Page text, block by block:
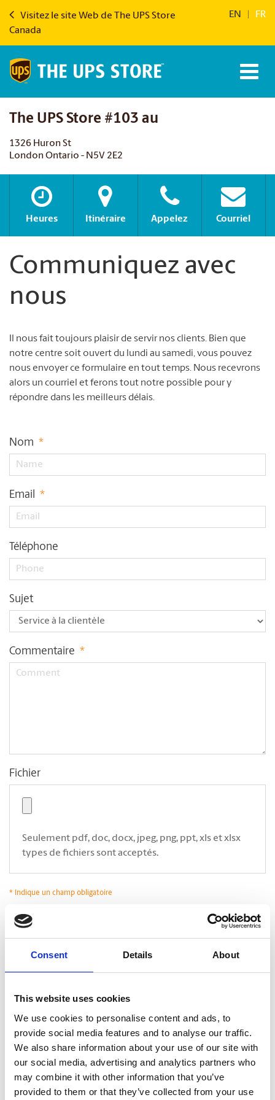
Consent Details About
This website uses cookies
We use cookies to personalise content and ads, to
provide social media features and to analyse our traffic.
We also share information about your use of our site with
our social media, advertising and analytics partners who
may combine it with other information that you’ve
provided to them or that they’ve collected from your use
Visitez le site Web de The UPS Store
Canada
EN FR
The UPS Store #103 au
1326 Huron St
London Ontario - N5V 2E2
Heures Itinéraire Appelez Courriel
Communiquez avec
nous
Il nous fait toujours plaisir de servir nos clients. Bien que
notre centre soit ouvert du lundi au samedi, vous pouvez
nous envoyer ce formulaire en tout temps. Nous recevrons
alors un courriel et ferons tout notre possible pour y
répondre dans les meilleurs délais.
Nom *
Email *
Téléphone
Sujet
Commentaire *
Fichier
Seulement pdf, doc, docx, jpeg, png, ppt, xls et xlsx
types de fichiers sont acceptés.
* Indique un champ obligatoire
* Oui, j’accepte que The UPS Store communique avec moi*. En cliquant sur
Soumettre, je déclare avoir lu et accepter la
Politique de confidentialité..
CAPTCHA